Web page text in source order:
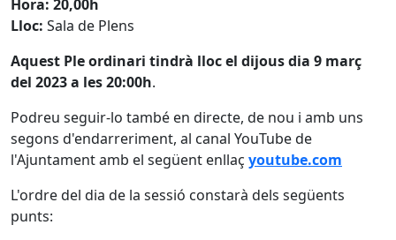
Hora: 20,00h
Lloc: Sala de Plens
Aquest Ple ordinari tindrà lloc el dijous dia 9 març
del 2023 a les 20:00h.
Podreu seguir-lo també en directe, de nou i amb uns
segons d'endarreriment, al canal YouTube de
l'Ajuntament amb el següent enllaç youtube.com
L'ordre del dia de la sessió constarà dels següents
punts: